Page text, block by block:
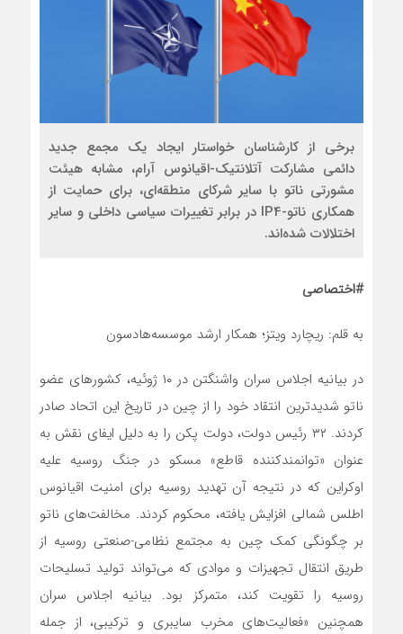
برخی از کارشناسان خواستار ایجاد یک مجمع جدید
دائمی مشارکت آتلانتیک-اقیانوس آرام، مشابه هیئت
مشورتی ناتو با سایر شرکای منطقه‌ای، برای حمایت از
همکاری ناتو-IP4 در برابر تغییرات سیاسی داخلی و سایر
اختلالات شده‌اند.
#اختصاصی
به قلم: ریچارد ویتز؛ همکار ارشد موسسه‌هادسون
در بیانیه اجلاس سران واشنگتن در ۱۰ ژوئیه، کشورهای عضو
ناتو شدیدترین انتقاد خود را از چین در تاریخ این اتحاد صادر
کردند. ۳۲ رئیس دولت، دولت پکن را به دلیل ایفای نقش به
عنوان «توانمندکننده قاطع» مسکو در جنگ روسیه علیه
اوکراین که در نتیجه آن تهدید روسیه برای امنیت اقیانوس
اطلس شمالی افزایش یافته، محکوم کردند. مخالفت‌های ناتو
بر چگونگی کمک چین به مجتمع نظامی-صنعتی روسیه از
طریق انتقال تجهیزات و موادی که‌ می‌تواند تولید تسلیحات
روسیه را تقویت کند، متمرکز بود. بیانیه اجلاس سران
همچنین «فعالیت‌های مخرب سایبری و ترکیبی، از جمله